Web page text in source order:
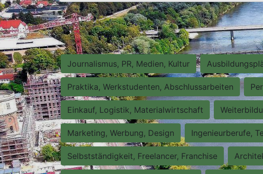
Journalismus, PR, Medien, Kultur
Praktika, Werkstudenten, Abschlussarbeiten
Einkauf, Logistik, Materialwirtschaft
Marketing, Werbung, Design Ingenieurberufe,
Selbstständigkeit, Freelancer, Franchise